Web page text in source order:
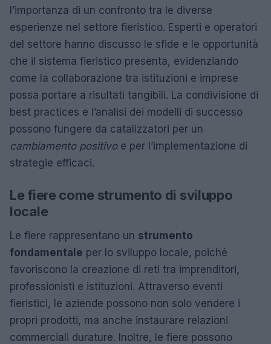
l’importanza di un confronto tra le diverse
esperienze nel settore fieristico. Esperti e operatori
del settore hanno discusso le sfide e le opportunità
che il sistema fieristico presenta, evidenziando
come la collaborazione tra istituzioni e imprese
possa portare a risultati tangibili. La condivisione di
best practices e l’analisi dei modelli di successo
possono fungere da catalizzatori per un
cambiamento positivoe per l’implementazione di
strategie efficaci.
Le fiere come strumento di sviluppo
locale
Le fiere rappresentano un strumento
fondamentale per lo sviluppo locale, poiché
favoriscono la creazione di reti tra imprenditori,
professionisti e istituzioni. Attraverso eventi
fieristici, le aziende possono non solo vendere i
propri prodotti, ma anche instaurare relazioni
commerciali durature. Inoltre, le fiere possono